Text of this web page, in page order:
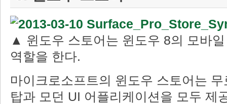
▲ 윈도우 스토어는 윈도우 8의 모바
역할을 한다.
마이크로소프트의 윈도우 스토어는
탑과 모던 UI 어플리케이션을 모두 제